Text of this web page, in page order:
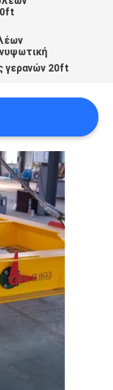
γερανών 20ft